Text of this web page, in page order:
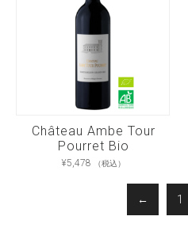
Château Ambe Tour
Pourret Bio
¥5,478 （税込）
← 1